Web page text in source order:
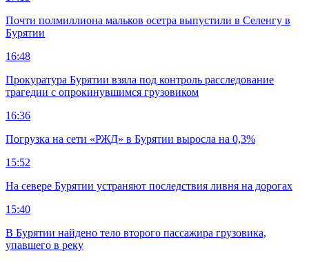
Почти полмиллиона мальков осетра выпустили в Селенгу в
Бурятии
16:48
Прокуратура Бурятии взяла под контроль расследование
трагедии с опрокинувшимся грузовиком
16:36
Погрузка на сети «РЖД» в Бурятии выросла на 0,3%
15:52
На севере Бурятии устраняют последствия ливня на дорогах
15:40
В Бурятии найдено тело второго пассажира грузовика,
упавшего в реку